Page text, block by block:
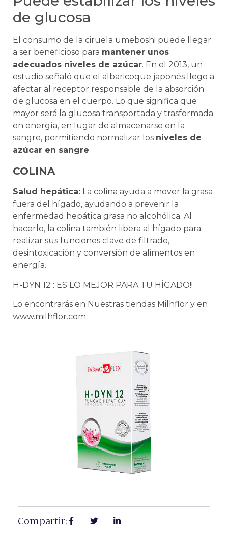
de glucosa
El consumo de la ciruela umeboshi puede llegar
a ser beneficioso para mantener unos
adecuados niveles de azúcar. En el 2013, un
estudio señaló que el albaricoque japonés llego a
afectar al receptor responsable de la absorción
de glucosa en el cuerpo. Lo que significa que
mayor será la glucosa transportada y trasformada
en energía, en lugar de almacenarse en la
sangre, permitiendo normalizar los niveles de
azúcar en sangre
COLINA
Salud hepática: La colina ayuda a mover la grasa
fuera del hígado, ayudando a prevenir la
enfermedad hepática grasa no alcohólica. Al
hacerlo, la colina también libera al hígado para
realizar sus funciones clave de filtrado,
desintoxicación y conversión de alimentos en
energía.
H-DYN 12 : ES LO MEJOR PARA TU HÍGADO!!
Lo encontrarás en Nuestras tiendas Milhflor y en
www.milhflor.com
Compartir: